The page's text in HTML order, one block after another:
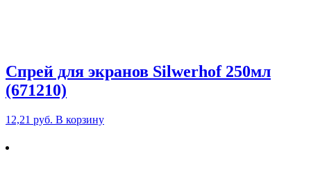
Спрей для экранов Silwerhof 250мл
(671210)
12,21 руб. В корзину